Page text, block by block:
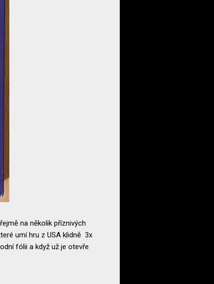
na několik příznivých
umí hru z USA klidně 3x
fólii a když už je otevře